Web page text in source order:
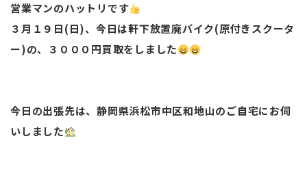
営業マンのハットリです
３月１９日(日)、今日は軒下放置廃バイク(原付きスクータ
ー)の、３０００円買取をしました
今日の出張先は、静岡県浜松市中区和地山のご自宅にお伺
いしました